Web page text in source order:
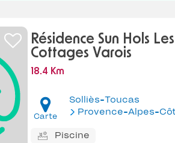
Résidence Sun Hols Les
Cottages Varois
18.4 Km
Carte
Solliès-Toucas
Provence-Alpes-Côte
Piscine